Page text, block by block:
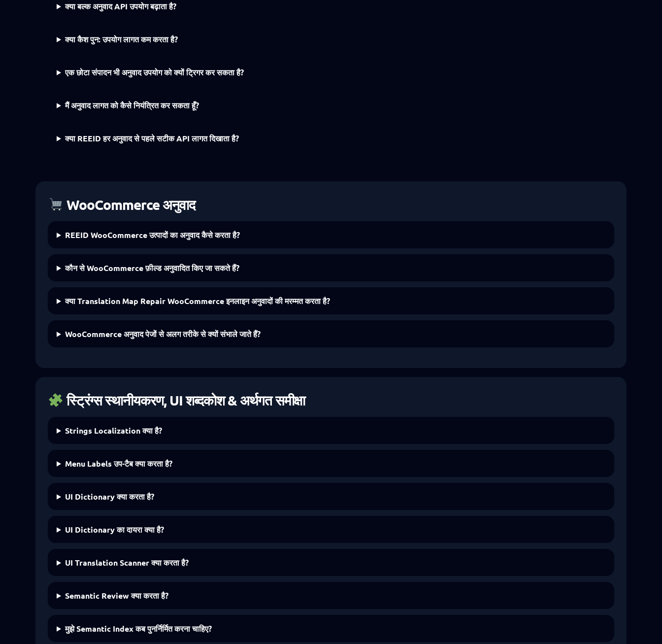
क्या बल्क अनुवाद API उपयोग बढ़ाता है?
क्या कैश पुन: उपयोग लागत कम करता है?
एक छोटा संपादन भी अनुवाद उपयोग को क्यों ट्रिगर कर सकता है?
मैं अनुवाद लागत को कैसे नियंत्रित कर सकता हूँ?
क्या REEID हर अनुवाद से पहले सटीक API लागत दिखाता है?
WooCommerce अनुवाद
REEID WooCommerce उत्पादों का अनुवाद कैसे करता है?
कौन से WooCommerce फ़ील्ड अनुवादित किए जा सकते हैं?
क्या Translation Map Repair WooCommerce इनलाइन अनुवादों की मरम्मत करता है?
WooCommerce अनुवाद पेजों से अलग तरीके से क्यों संभाले जाते हैं?
स्ट्रिंग्स स्थानीयकरण, UI शब्दकोश & अर्थगत समीक्षा
Strings Localization क्या है?
Menu Labels उप-टैब क्या करता है?
UI Dictionary क्या करता है?
UI Dictionary का दायरा क्या है?
UI Translation Scanner क्या करता है?
Semantic Review क्या करता है?
मुझे Semantic Index कब पुनर्निर्मित करना चाहिए?